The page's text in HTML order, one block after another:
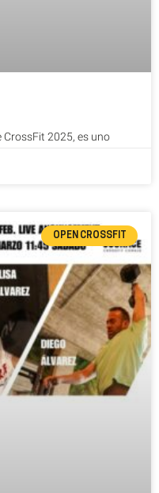
CrossFit 2025, es uno
OPEN CROSSFIT